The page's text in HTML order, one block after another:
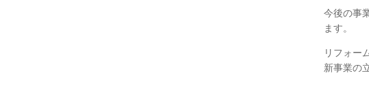
今後の事
ます。
リフォ
新事業の